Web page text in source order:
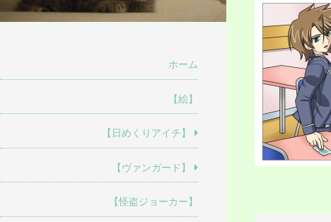
ホーム
【絵】
【日めくりアイチ】
【ヴァンガード】
【怪盗ジョーカー】